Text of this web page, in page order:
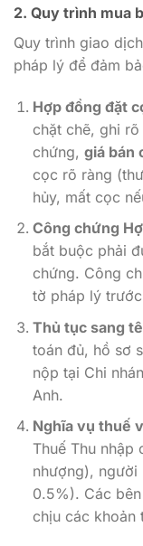
2. Quy trình mua
Quy trình giao
pháp lý để đảm
Hợp đồng đặt
chặt chẽ, ghi
chứng, giá bán
cọc rõ ràng
hủy, mất cọc
Công chứng
bắt buộc phải
chứng. Công
tờ pháp lý
Thủ tục sang
toán đủ, hồ sơ
nộp tại Chi
Anh.
Nghĩa vụ thuế
Thuế Thu nhập
nhượng), người
0.5%). Các
chịu các khoản